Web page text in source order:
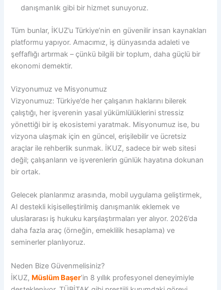
danışmanlık gibi bir hizmet sunuyoruz.
Tüm bunlar, İKUZ’u Türkiye’nin en güvenilir insan kaynakları
platformu yapıyor. Amacımız, iş dünyasında adaleti ve
şeffaflığı artırmak – çünkü bilgili bir toplum, daha güçlü bir
ekonomi demektir.
Vizyonumuz ve Misyonumuz
Vizyonumuz: Türkiye’de her çalışanın haklarını bilerek
çalıştığı, her işverenin yasal yükümlülüklerini stressiz
yönettiği bir iş ekosistemi yaratmak. Misyonumuz ise, bu
vizyona ulaşmak için en güncel, erişilebilir ve ücretsiz
araçlar ile rehberlik sunmak. İKUZ, sadece bir web sitesi
değil; çalışanların ve işverenlerin günlük hayatına dokunan
bir ortak.
Gelecek planlarımız arasında, mobil uygulama geliştirmek,
AI destekli kişiselleştirilmiş danışmanlık eklemek ve
uluslararası iş hukuku karşılaştırmaları yer alıyor. 2026’da
daha fazla araç (örneğin, emeklilik hesaplama) ve
seminerler planlıyoruz.
Neden Bize Güvenmelisiniz?
İKUZ, Müslüm Başer’in 8 yıllık profesyonel deneyimiyle